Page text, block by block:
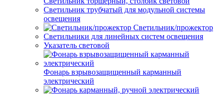
Светильник трубчатый для модульной системы
освещения
Светильник/прожектор
Светильники для линейных систем освещения
Указатель световой
Фонарь взрывозащищенный карманный
электрический